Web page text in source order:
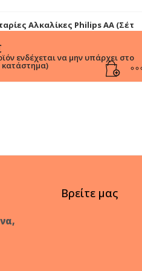
Αλκαλίκες Philips ΑΑ (Σέτ
ενδέχεται να μην υπάρχει στο
κατάστημα)
Βρείτε μας